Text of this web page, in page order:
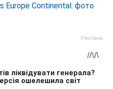
Europe Continental: фото